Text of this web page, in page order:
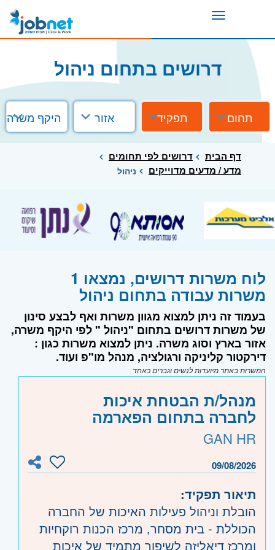
Toggle
דרושים בתחום ניהול
תחום תפקיד אזור היקף משרה
דף הבית
דרושים לפי תחומים
מדע / מדעים מדוייקים
ניהול
לוח משרות דרושים, נמצאו 1
משרות עבודה בתחום ניהול
בעמוד זה ניתן למצוא מגוון משרות ואף לבצע סינון
של משרות דרושים בתחום "ניהול " לפי היקף משרה,
אזור בארץ וסוג משרה. ניתן למצוא משרות כגון :
דירקטור קליניקה ורגולציה, מנהל מו"פ ועוד.
המשרות באתר מיועדות לנשים וגברים כאחד
מנהל/ת הבטחת איכות
לחברה בתחום הפארמה
GAN HR
09/08/2026
תיאור תפקיד:
הובלת וניהול פעילות האיכות של החברה
הכוללת - בית מסחר, מרכז הכנות רוקחיות
ומרכז דיאליזה לשיפור מתמיד של איכות